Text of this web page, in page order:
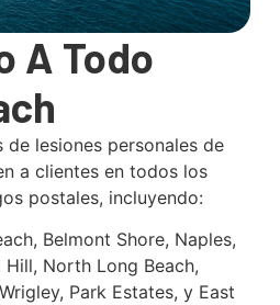
A Todo
de lesiones personales de
a clientes en todos los
postales, incluyendo:
Belmont Shore, Naples,
Hill, North Long Beach,
Park Estates, y East